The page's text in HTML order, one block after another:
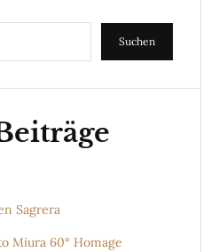
Suchen
Sagrera
Miura 60° Homage